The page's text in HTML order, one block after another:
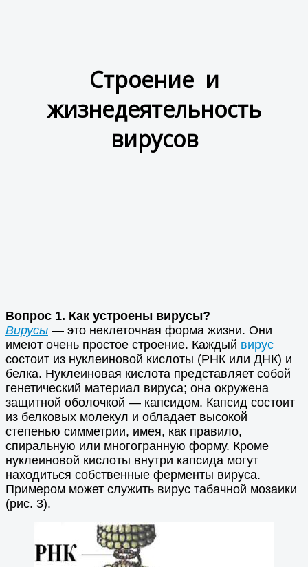
Строение и
жизнедеятельность
вирусов
Вопрос 1. Как устроены вирусы?
Вирусы — это неклеточная форма жизни. Они
имеют очень простое строение. Каждый вирус
состоит из нуклеиновой кислоты (РНК или ДНК) и
белка. Нуклеиновая кислота представляет собой
генетический материал вируса; она окружена
защитной оболочкой — капсидом. Капсид состоит
из белковых молекул и обладает высокой
степенью симметрии, имея, как правило,
спиральную или многогранную форму. Кроме
нуклеиновой кислоты внутри капсида могут
находиться собственные ферменты вируса.
Примером может служить вирус табачной мозаики
(рис. 3).